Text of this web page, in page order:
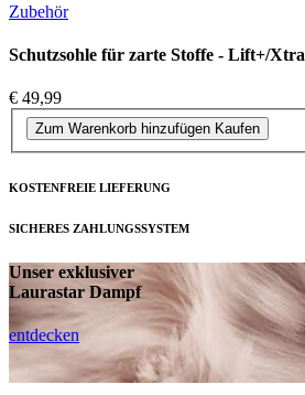
Zubehör
Schutzsohle für zarte Stoffe - Lift+/Xtra
€ 49,99
Zum Warenkorb hinzufügen Kaufen
KOSTENFREIE LIEFERUNG
SICHERES ZAHLUNGSSYSTEM
Unser exklusiver
Laurastar Dampf
entdecken